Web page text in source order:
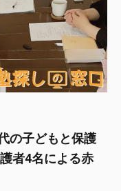
の子どもと保護
者4名による赤